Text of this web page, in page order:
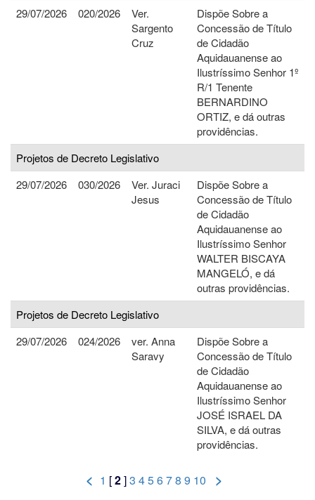
29/07/2026
020/2026
Ver.
Sargento
Cruz
Dispõe Sobre a
Concessão de Título
de Cidadão
Aquidauanense ao
Ilustríssimo Senhor 1º
R/1 Tenente
BERNARDINO
ORTIZ, e dá outras
providências.
Projetos de Decreto Legislativo
29/07/2026
030/2026
Ver. Juraci
Jesus
Dispõe Sobre a
Concessão de Título
de Cidadão
Aquidauanense ao
Ilustríssimo Senhor
WALTER BISCAYA
MANGELÓ, e dá
outras providências.
Projetos de Decreto Legislativo
29/07/2026
024/2026
ver. Anna
Saravy
Dispõe Sobre a
Concessão de Título
de Cidadão
Aquidauanense ao
Ilustríssimo Senhor
JOSÉ ISRAEL DA
SILVA, e dá outras
providências.
< 1 [2]3 45678 9 10 >